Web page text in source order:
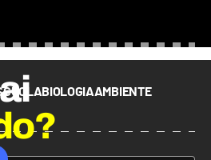
BIOLOGIAAMBIENTE